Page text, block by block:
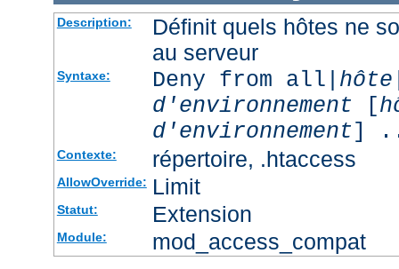
Description:
Définit quels hôtes ne
au serveur
Syntaxe: Deny from all| hôte
d'environnement [
d'environnement]
Contexte: répertoire, .htaccess
AllowOverride: Limit
Statut: Extension
Module: mod_access_compat